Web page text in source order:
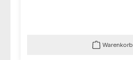
Warenkorb